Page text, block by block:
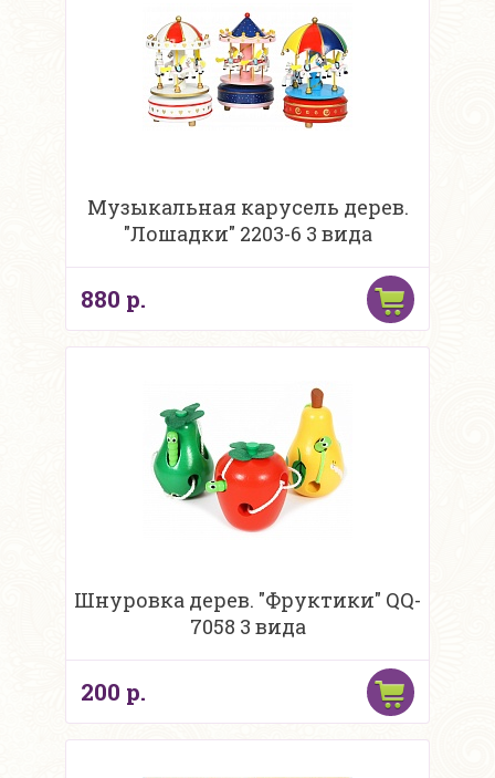
Музыкальная карусель дерев.
"Лошадки" 2203-6 3 вида
880 р.
Шнуровка дерев. "Фруктики" QQ-
7058 3 вида
200 р.